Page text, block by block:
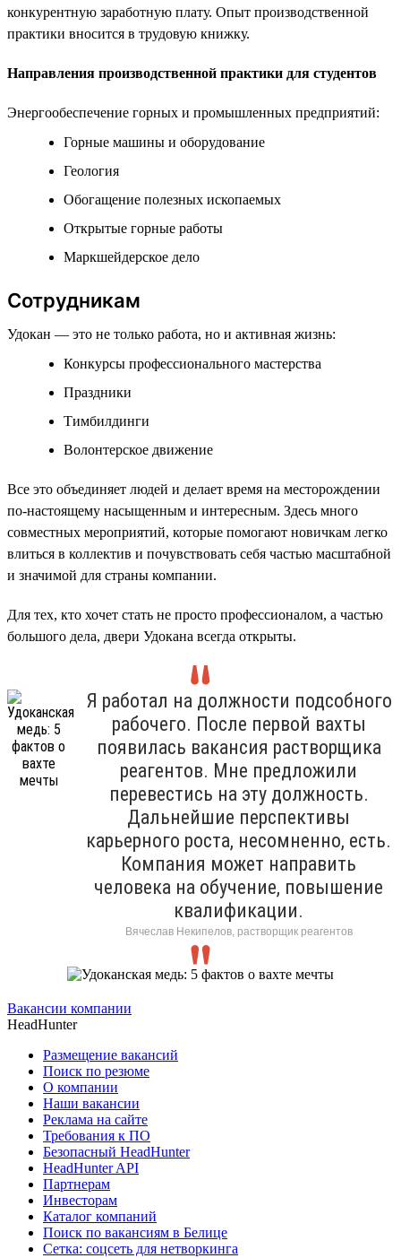
конкурентную заработную плату. Опыт производственной
практики вносится в трудовую книжку.
Направления производственной практики для студентов
Энергообеспечение горных и промышленных предприятий:
Горные машины и оборудование
Геология
Обогащение полезных ископаемых
Открытые горные работы
Маркшейдерское дело
Сотрудникам
Удокан — это не только работа, но и активная жизнь:
Конкурсы профессионального мастерства
Праздники
Тимбилдинги
Волонтерское движение
Все это объединяет людей и делает время на месторождении
по-настоящему насыщенным и интересным. Здесь много
совместных мероприятий, которые помогают новичкам легко
влиться в коллектив и почувствовать себя частью масштабной
и значимой для страны компании.
Для тех, кто хочет стать не просто профессионалом, а частью
большого дела, двери Удокана всегда открыты.
Я работал на должности подсобного
рабочего. После первой вахты
появилась вакансия растворщика
реагентов. Мне предложили
перевестись на эту должность.
Дальнейшие перспективы
карьерного роста, несомненно, есть.
Компания может направить
человека на обучение, повышение
квалификации.
Вячеслав Некипелов, растворщик реагентов
Вакансии компании
HeadHunter
Размещение вакансий
Поиск по резюме
О компании
Наши вакансии
Реклама на сайте
Требования к ПО
Безопасный HeadHunter
HeadHunter API
Партнерам
Инвесторам
Каталог компаний
Поиск по вакансиям в Белице
Сетка: соцсеть для нетворкинга